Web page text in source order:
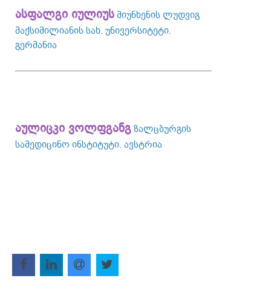
ასფალგი იულიუსმიუნხენის ლუდვიგ
მაქსიმილიანის სახ. უნივერსიტეტი.
გერმანია
აულიცკი ვოლფგანგზალცბურგის
სამედიცინო ინსტიტუტი. ავსტრია